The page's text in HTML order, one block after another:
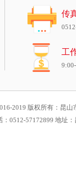
传
工
2019 版权所有：昆山
0512-57172899 地址